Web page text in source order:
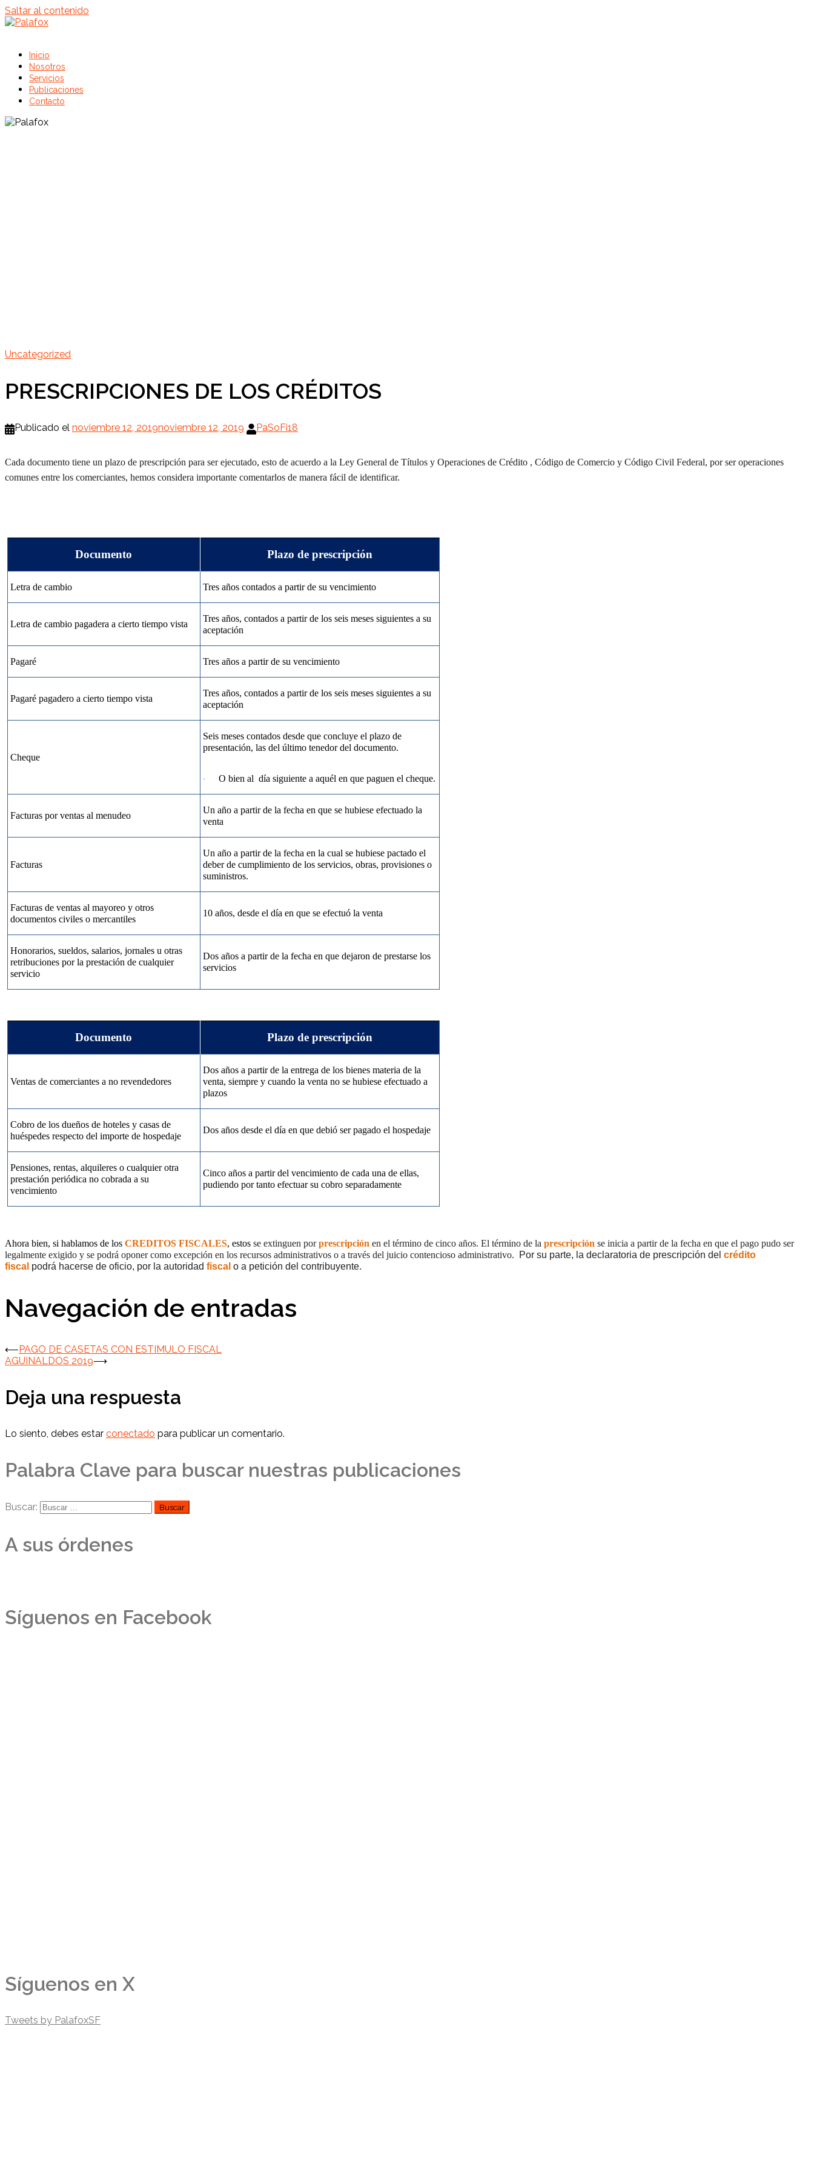
Saltar al contenido
Inicio
Nosotros
Servicios
Publicaciones
Contacto
Uncategorized
PRESCRIPCIONES DE LOS CRÉDITOS
Publicado el noviembre 12, 2019noviembre 12, 2019 PaSoFi18
Cada documento tiene un plazo de prescripción para ser ejecutado, esto de acuerdo a la Ley General de Títulos y Operaciones de Crédito , Código de Comercio y Código Civil Federal, por ser operaciones
comunes entre los comerciantes, hemos considera importante comentarlos de manera fácil de identificar.
Documento Plazo de prescripción
Letra de cambio Tres años contados a partir de su vencimiento
Letra de cambio pagadera a cierto tiempo vista
Tres años, contados a partir de los seis meses siguientes a su
aceptación
Pagaré Tres años a partir de su vencimiento
Pagaré pagadero a cierto tiempo vista
Tres años, contados a partir de los seis meses siguientes a su
aceptación
Cheque
Seis meses contados desde que concluye el plazo de
presentación, las del último tenedor del documento.
· O bien al día siguiente a aquél en que paguen el cheque.
Facturas por ventas al menudeo
Un año a partir de la fecha en que se hubiese efectuado la
venta
Facturas
Un año a partir de la fecha en la cual se hubiese pactado el
deber de cumplimiento de los servicios, obras, provisiones o
suministros.
Facturas de ventas al mayoreo y otros
documentos civiles o mercantiles
10 años, desde el día en que se efectuó la venta
Honorarios, sueldos, salarios, jornales u otras
retribuciones por la prestación de cualquier
servicio
Dos años a partir de la fecha en que dejaron de prestarse los
servicios
Documento Plazo de prescripción
Ventas de comerciantes a no revendedores
Dos años a partir de la entrega de los bienes materia de la
venta, siempre y cuando la venta no se hubiese efectuado a
plazos
Cobro de los dueños de hoteles y casas de
huéspedes respecto del importe de hospedaje
Dos años desde el día en que debió ser pagado el hospedaje
Pensiones, rentas, alquileres o cualquier otra
prestación periódica no cobrada a su
vencimiento
Cinco años a partir del vencimiento de cada una de ellas,
pudiendo por tanto efectuar su cobro separadamente
Ahora bien, si hablamos de los CREDITOS FISCALES, estos se extinguen porprescripción en el término de cinco años. El término de la prescripción se inicia a partir de la fecha en que el pago pudo ser
legalmente exigido y se podrá oponer como excepción en los recursos administrativos o a través del juicio contencioso administrativo.
Por su parte, la declaratoria de prescripción del crédito
fiscal podrá hacerse de oficio, por la autoridad fiscal o a petición del contribuyente.
Navegación de entradas
⟵ PAGO DE CASETAS CON ESTIMULO FISCAL
AGUINALDOS 2019⟶
Deja una respuesta
Lo siento, debes estar conectado para publicar un comentario.
Palabra Clave para buscar nuestras publicaciones
Buscar:
A sus órdenes
Síguenos en Facebook
Síguenos en X
Tweets by PalafoxSF